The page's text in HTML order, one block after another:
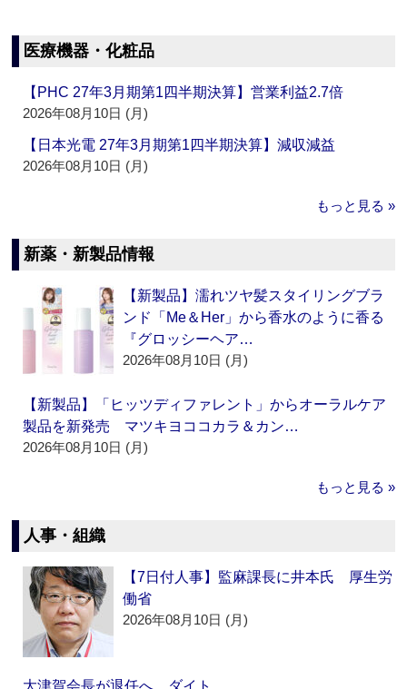
医療機器・化粧品
【PHC 27年3月期第1四半期決算】営業利益2.7倍
2026年08月10日 (月)
【日本光電 27年3月期第1四半期決算】減収減益
2026年08月10日 (月)
もっと見る »
新薬・新製品情報
【新製品】濡れツヤ髪スタイリングブラ
ンド「Me＆Her」から香水のように香る
『グロッシーヘア…
2026年08月10日 (月)
【新製品】「ヒッツディファレント」からオーラルケア
製品を新発売 マツキヨココカラ＆カン…
2026年08月10日 (月)
もっと見る »
人事・組織
【7日付人事】監麻課長に井本氏 厚生労
働省
2026年08月10日 (月)